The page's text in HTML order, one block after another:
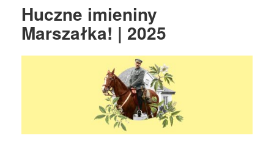
Huczne imieniny
Marszałka! | 2025